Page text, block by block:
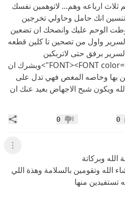
ثلاث ارباعه وهم... لاتوهمين نفسك
تنسين انك حامل وحاولي تخرجين
الوحم عليك وانصحك ان تضعين
واول من تصحين تا كلين قطعه
برفق حتى لاتربكين
المعده</FONT><FONT color="#FF0055">وبشرك ان
بها وخاصه المغص فهي تدل على
ويكون شبح الاجهاض بعيد عنك ان
0 عدم إعجاب
0
عرض
وبركاتة
الله وتقومين بالسلامة وهذة اللي
تستفيدين منها